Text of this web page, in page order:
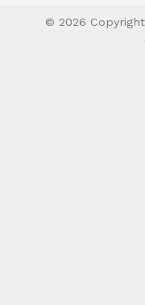
© 2026